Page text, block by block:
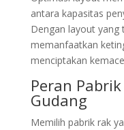
antara kapasitas
Dengan layout yang
memanfaatkan
menciptakan
Peran
Gudang
Memilih pabrik rak